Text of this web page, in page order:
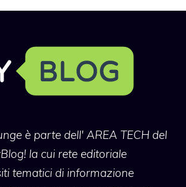
è parte dell' AREA TECH del
la cui rete editoriale
tematici di informazione